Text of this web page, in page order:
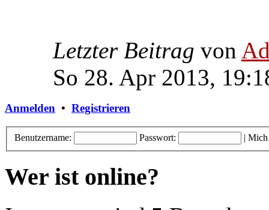
Letzter Beitrag von
So 28. Apr 2013,
Anmelden • Registrieren
Benutzername: Passwort: | Mich
Wer ist online?